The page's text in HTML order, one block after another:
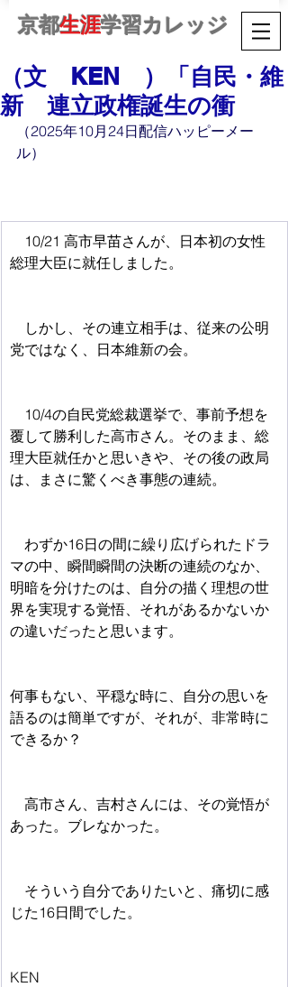
京都生涯学習カレッジ
（文 KEN ）「自民・維
新 連立政権誕生の衝
（2025年10月24日配信ハッピーメー
ル）
10/21 高市早苗さんが、日本初の女性
総理大臣に就任しました。
しかし、その連立相手は、従来の公明
党ではなく、日本維新の会。
10/4の自民党総裁選挙で、事前予想を
覆して勝利した高市さん。そのまま、総
理大臣就任かと思いきや、その後の政局
は、まさに驚くべき事態の連続。
わずか16日の間に繰り広げられたドラ
マの中、瞬間瞬間の決断の連続のなか、
明暗を分けたのは、自分の描く理想の世
界を実現する覚悟、それがあるかないか
の違いだったと思います。
何事もない、平穏な時に、自分の思いを
語るのは簡単ですが、それが、非常時に
できるか？
高市さん、吉村さんには、その覚悟が
あった。ブレなかった。
そういう自分でありたいと、痛切に感
じた16日間でした。
KEN